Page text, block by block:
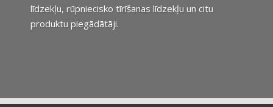
līdzekļu, rūpniecisko tīrīšanas līdzekļu un citu
produktu piegādātāji.